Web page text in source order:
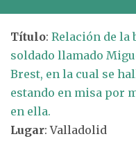
Título: Relación de la
soldado llamado
Brest, en la cual se
estando en misa por
en ella.
Lugar: Valladolid